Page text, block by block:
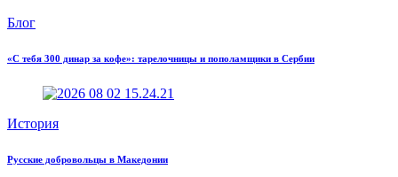
Блог
«С тебя 300 динар за кофе»: тарелочницы и пополамщики в Сербии
История
Русские добровольцы в Македонии